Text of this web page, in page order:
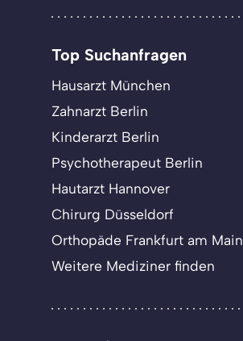
Top Suchanfragen
Hausarzt München
Zahnarzt Berlin
Kinderarzt Berlin
Psychotherapeut Berlin
Hautarzt Hannover
Chirurg Düsseldorf
Orthopäde Frankfurt am Main
Weitere Mediziner finden